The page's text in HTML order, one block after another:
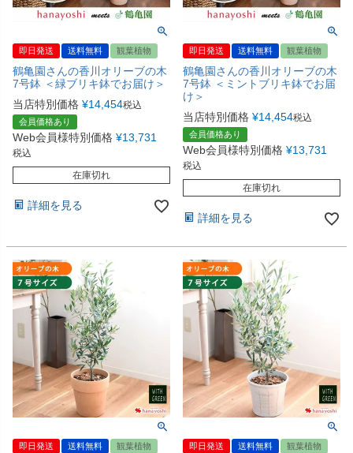
即日発送 送料無料 観葉植物
鶴亀園さんの香川オリーブの木
7号鉢 ＜緑ブリキ鉢でお届け＞
当店特別価格 ¥14,454税込
会員価格あり
Web会員様特別価格 ¥13,731
税込
在庫切れ
詳細を見る
即日発送 送料無料 観葉植物
鶴亀園さんの香川オリーブの木
7号鉢 ＜ミントブリキ鉢でお届
け＞
当店特別価格 ¥14,454税込
会員価格あり
Web会員様特別価格 ¥13,731
税込
在庫切れ
詳細を見る
即日発送 送料無料
観葉植物
即日発送 送料無料
観葉植物